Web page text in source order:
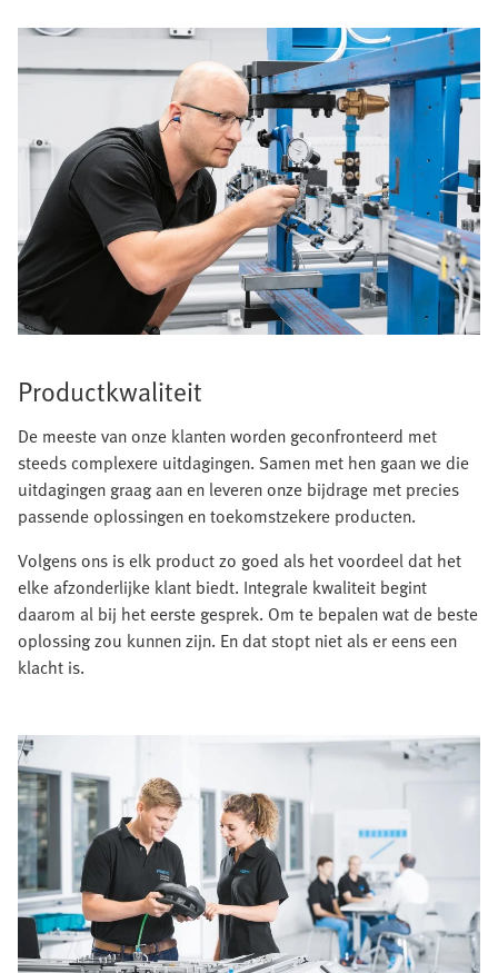
Productkwaliteit
De meeste van onze klanten worden geconfronteerd met
steeds complexere uitdagingen. Samen met hen gaan we die
uitdagingen graag aan en leveren onze bijdrage met precies
passende oplossingen en toekomstzekere producten.
Volgens ons is elk product zo goed als het voordeel dat het
elke afzonderlijke klant biedt. Integrale kwaliteit begint
daarom al bij het eerste gesprek. Om te bepalen wat de beste
oplossing zou kunnen zijn. En dat stopt niet als er eens een
klacht is.